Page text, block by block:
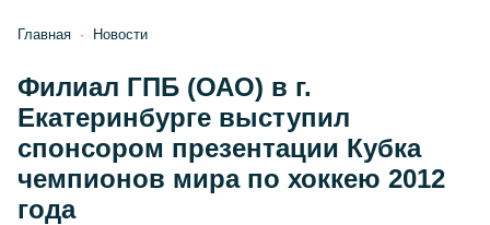
Главная Новости
Филиал ГПБ (ОАО) в г.
Екатеринбурге выступил
спонсором презентации Кубка
чемпионов мира по хоккею 2012
года